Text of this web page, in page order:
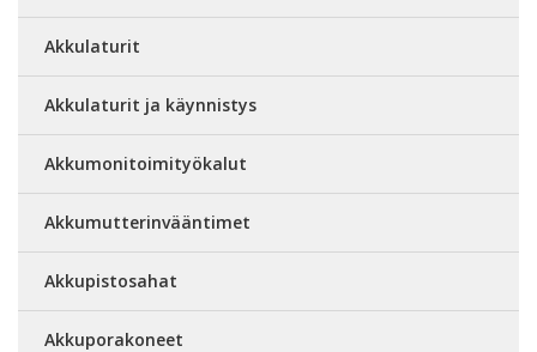
Akkulaturit
Akkulaturit ja käynnistys
Akkumonitoimityökalut
Akkumutterinvääntimet
Akkupistosahat
Akkuporakoneet